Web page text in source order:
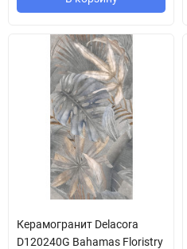
Керамогранит Delacora
D120240G Bahamas Floristry